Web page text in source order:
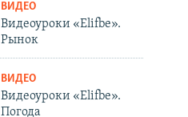
ВИДЕО
Видеоуроки «Elifbe».
Рынок
ВИДЕО
Видеоуроки «Elifbe».
Погода